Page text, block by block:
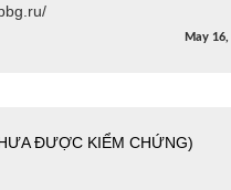
May
ĐƯỢC KIỂM CHỨNG)